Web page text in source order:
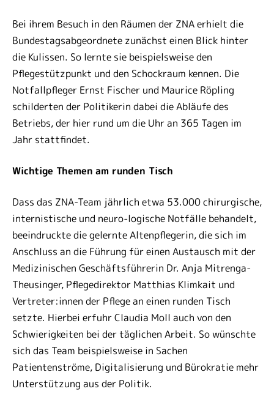
Bei ihrem Besuch in den Räumen der ZNA erhielt die
Bundestagsabgeordnete zunächst einen Blick hinter
die Kulissen. So lernte sie beispielsweise den
Pflegestützpunkt und den Schockraum kennen. Die
Notfallpfleger Ernst Fischer und Maurice Röpling
schilderten der Politikerin dabei die Abläufe des
Betriebs, der hier rund um die Uhr an 365 Tagen im
Jahr stattfindet.
Wichtige Themen am runden Tisch
Dass das ZNA-Team jährlich etwa 53.000 chirurgische,
internistische und neuro-logische Notfälle behandelt,
beeindruckte die gelernte Altenpflegerin, die sich im
Anschluss an die Führung für einen Austausch mit der
Medizinischen Geschäftsführerin Dr. Anja Mitrenga-
Theusinger, Pflegedirektor Matthias Klimkait und
Vertreter:innen der Pflege an einen runden Tisch
setzte. Hierbei erfuhr Claudia Moll auch von den
Schwierigkeiten bei der täglichen Arbeit. So wünschte
sich das Team beispielsweise in Sachen
Patientenströme, Digitalisierung und Bürokratie mehr
Unterstützung aus der Politik.